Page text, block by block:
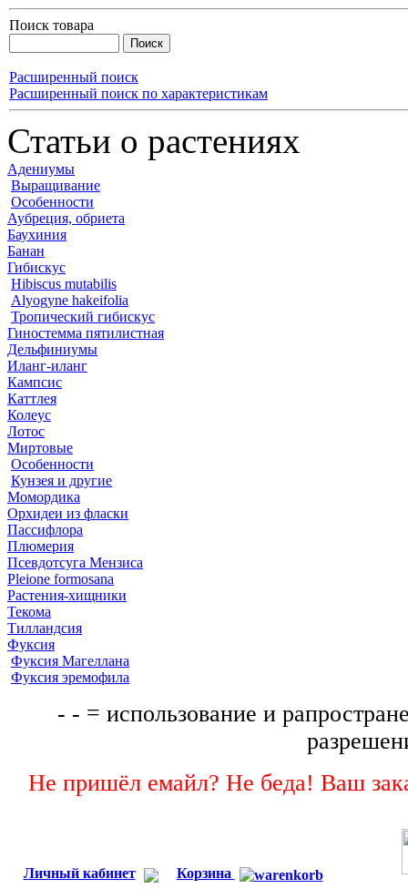
Поиск товара
Расширенный поиск
Расширенный поиск по характеристикам
Статьи о растениях
Адениумы
Выращивание
Особенности
Аубреция, обриета
Баухиния
Банан
Гибискус
Hibiscus mutabilis
Alyogyne hakeifolia
Тропический гибискус
Гиностемма пятилистная
Дельфиниумы
Иланг-иланг
Кампсис
Каттлея
Колеус
Лотос
Миртовые
Особенности
Кунзея и другие
Момордика
Орхидеи из фласки
Пассифлора
Плюмерия
Псевдотсуга Мензиса
Pleione formosana
Растения-хищники
Текома
Тилландсия
Фуксия
Фуксия Магеллана
Фуксия эремофила
- - = использование и
Не пришёл емайл? Не беда! Ваш
Личный кабинет Корзина